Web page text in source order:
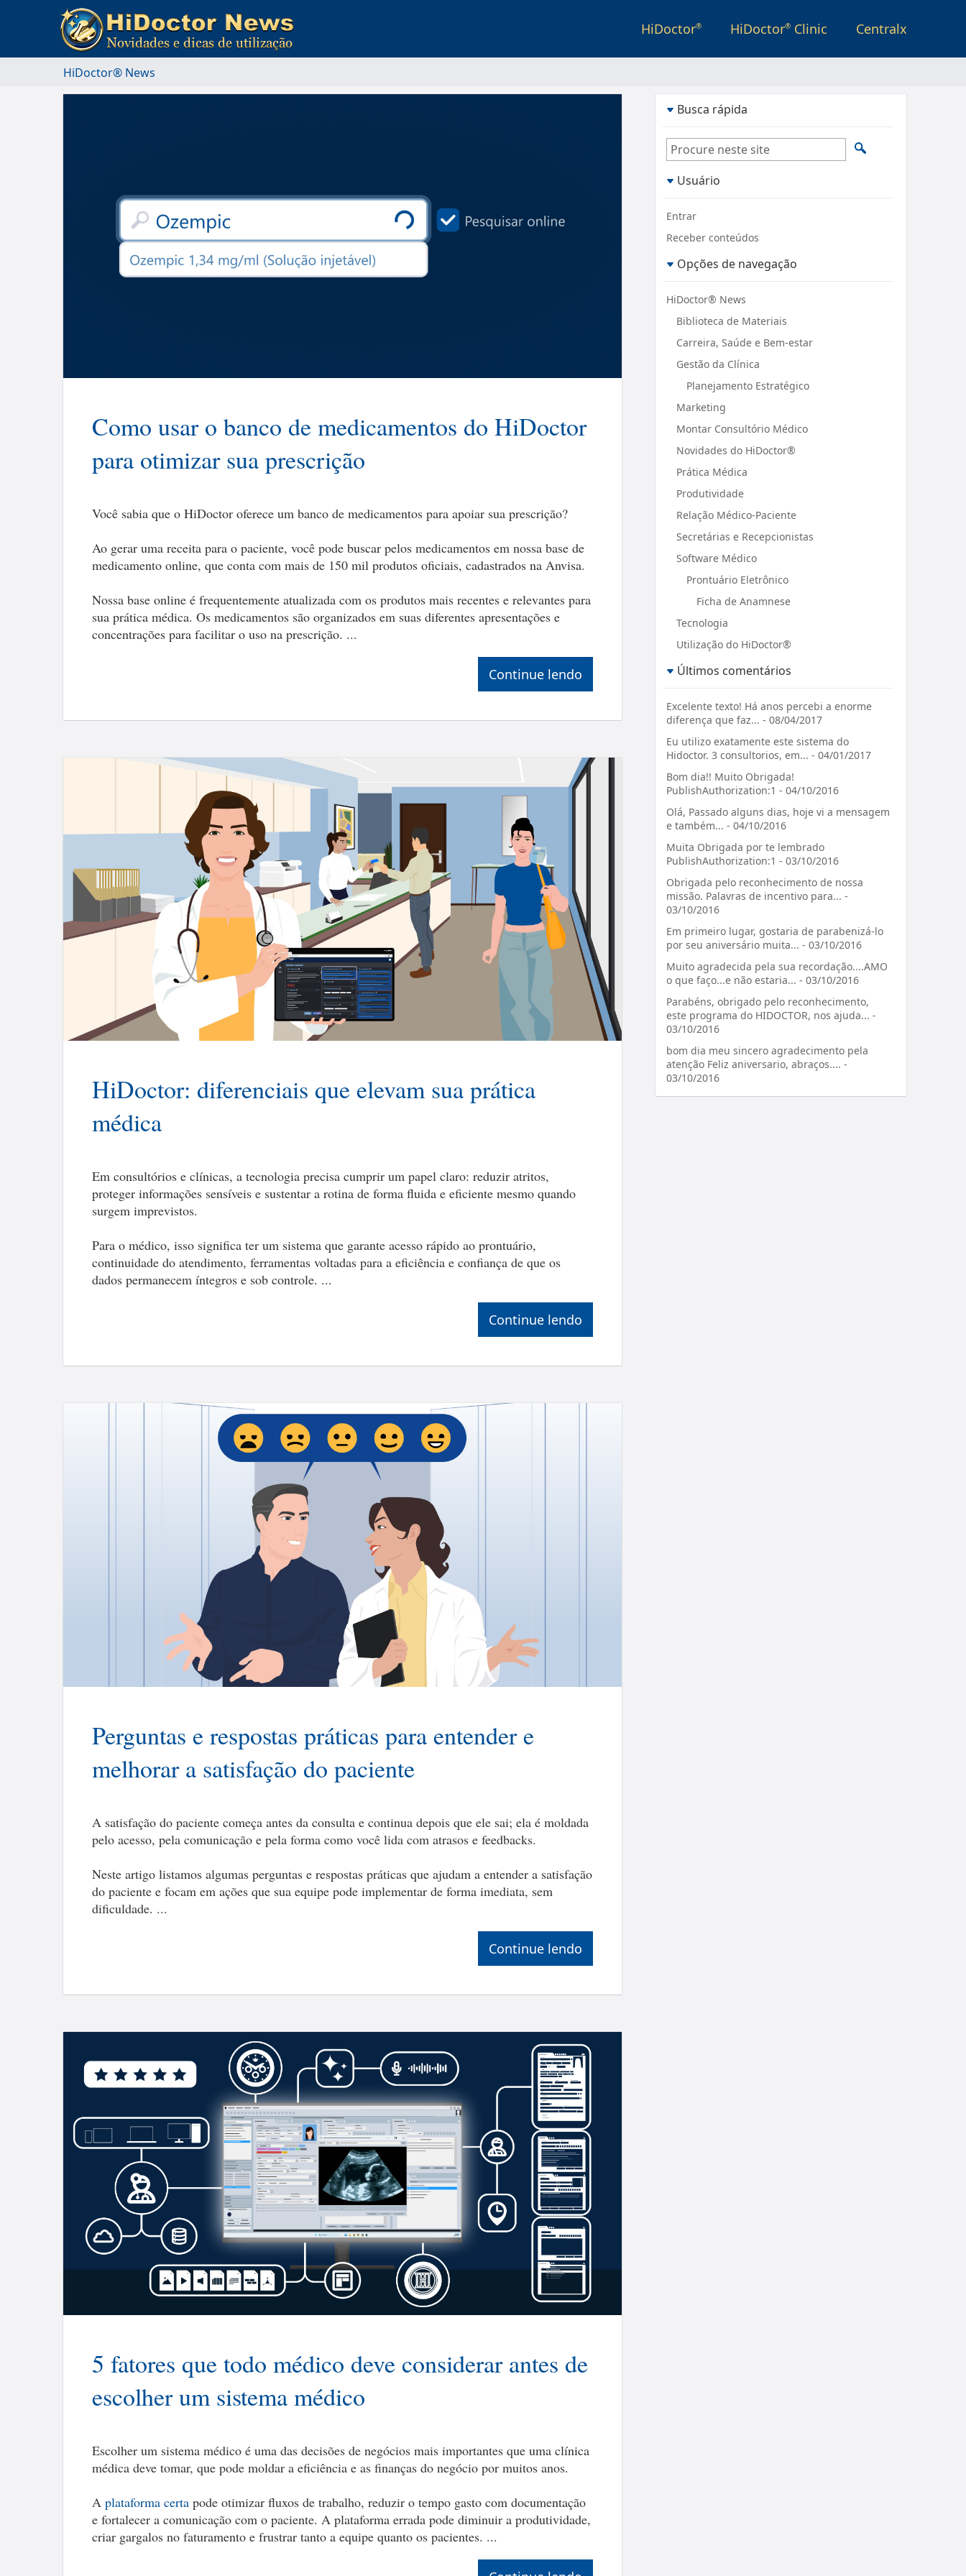
HiDoctor® HiDoctor® Clinic Centralx
HiDoctor® News
Como usar o banco de medicamentos do HiDoctor
para otimizar sua prescrição
Você sabia que o HiDoctor oferece um banco de medicamentos para apoiar sua prescrição?
Ao gerar uma receita para o paciente, você pode buscar pelos medicamentos em nossa base de
medicamento online, que conta com mais de 150 mil produtos oficiais, cadastrados na Anvisa.
Nossa base online é frequentemente atualizada com os produtos mais recentes e relevantes para
sua prática médica. Os medicamentos são organizados em suas diferentes apresentações e
concentrações para facilitar o uso na prescrição. ...
Continue lendo
HiDoctor: diferenciais que elevam sua prática
médica
Em consultórios e clínicas, a tecnologia precisa cumprir um papel claro: reduzir atritos,
proteger informações sensíveis e sustentar a rotina de forma fluida e eficiente mesmo quando
surgem imprevistos.
Para o médico, isso significa ter um sistema que garante acesso rápido ao prontuário,
continuidade do atendimento, ferramentas voltadas para a eficiência e confiança de que os
dados permanecem íntegros e sob controle. ...
Continue lendo
Perguntas e respostas práticas para entender e
melhorar a satisfação do paciente
A satisfação do paciente começa antes da consulta e continua depois que ele sai; ela é moldada
pelo acesso, pela comunicação e pela forma como você lida com atrasos e feedbacks.
Neste artigo listamos algumas perguntas e respostas práticas que ajudam a entender a satisfação
do paciente e focam em ações que sua equipe pode implementar de forma imediata, sem
dificuldade. ...
Continue lendo
5 fatores que todo médico deve considerar antes de
escolher um sistema médico
Escolher um sistema médico é uma das decisões de negócios mais importantes que uma clínica
médica deve tomar, que pode moldar a eficiência e as finanças do negócio por muitos anos.
A plataforma certa pode otimizar fluxos de trabalho, reduzir o tempo gasto com documentação
e fortalecer a comunicação com o paciente. A plataforma errada pode diminuir a produtividade,
criar gargalos no faturamento e frustrar tanto a equipe quanto os pacientes. ...
Busca rápida
Usuário
Entrar
Receber conteúdos
Opções de navegação
HiDoctor® News
Biblioteca de Materiais
Carreira, Saúde e Bem-estar
Gestão da Clínica
Planejamento Estratégico
Marketing
Montar Consultório Médico
Novidades do HiDoctor®
Prática Médica
Produtividade
Relação Médico-Paciente
Secretárias e Recepcionistas
Software Médico
Prontuário Eletrônico
Ficha de Anamnese
Tecnologia
Utilização do HiDoctor®
Últimos comentários
Excelente texto! Há anos percebi a enorme
diferença que faz... - 08/04/2017
Eu utilizo exatamente este sistema do
Hidoctor. 3 consultorios, em... - 04/01/2017
Bom dia!! Muito Obrigada!
PublishAuthorization:1 - 04/10/2016
Olá, Passado alguns dias, hoje vi a mensagem
e também... - 04/10/2016
Muita Obrigada por te lembrado
PublishAuthorization:1 - 03/10/2016
Obrigada pelo reconhecimento de nossa
missão. Palavras de incentivo para... -
03/10/2016
Em primeiro lugar, gostaria de parabenizá-lo
por seu aniversário muita... - 03/10/2016
Muito agradecida pela sua recordação....AMO
o que faço...e não estaria... - 03/10/2016
Parabéns, obrigado pelo reconhecimento,
este programa do HIDOCTOR, nos ajuda... -
03/10/2016
bom dia meu sincero agradecimento pela
atenção Feliz aniversario, abraços.... -
03/10/2016